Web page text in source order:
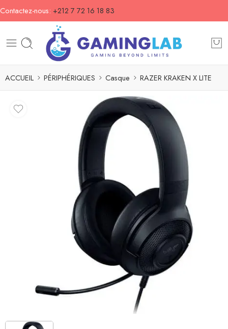
Contactez-nous: +212 7 72 16 18 83
ACCUEIL PÉRIPHÉRIQUES Casque RAZER KRAKEN X LITE